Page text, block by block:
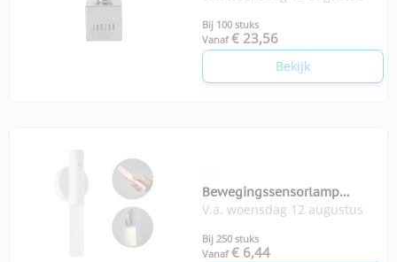
Bij 100 stuks
Vanaf € 23,56
Bekijk
Bewegingssensorlamp
oplaadbaar Senluz
V.a. woensdag 12 augustus
Bij 250 stuks
Vanaf € 6,44